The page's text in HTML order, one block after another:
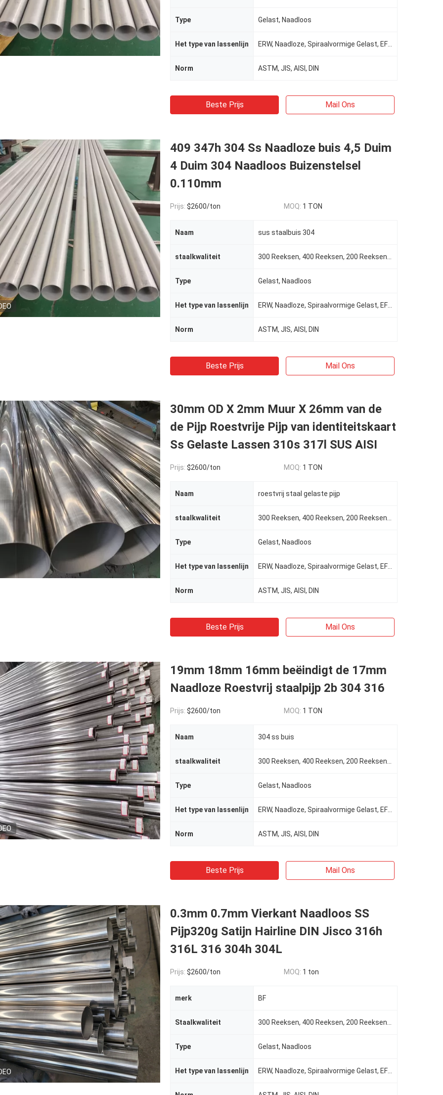
Type Gelast, Naadloos
Het type van lassenlijn
Norm ASTM, JIS, AISI, DIN
Beste Prijs Mail Ons
409 347h 304 Ss Naadloze buis 4,5 Duim
4 Duim 304 Naadloos Buizenstelsel
0.110mm
Prijs: $2600/ton MOQ: 1 TON
Naam sus staalbuis 304
staalkwaliteit
Type Gelast, Naadloos
Het type van lassenlijn
Norm ASTM, JIS, AISI, DIN
Beste Prijs Mail Ons
30mm OD X 2mm Muur X 26mm van de
de Pijp Roestvrije Pijp van identiteitskaart
Ss Gelaste Lassen 310s 317l SUS AISI
Prijs: $2600/ton MOQ: 1 TON
Naam roestvrij staal gelaste pijp
staalkwaliteit
Type Gelast, Naadloos
Het type van lassenlijn
Norm ASTM, JIS, AISI, DIN
Beste Prijs Mail Ons
19mm 18mm 16mm beëindigt de 17mm
Naadloze Roestvrij staalpijp 2b 304 316
Prijs: $2600/ton MOQ: 1 TON
Naam 304 ss buis
staalkwaliteit
Type Gelast, Naadloos
Het type van lassenlijn
Norm ASTM, JIS, AISI, DIN
Beste Prijs Mail Ons
0.3mm 0.7mm Vierkant Naadloos SS
Pijp320g Satijn Hairline DIN Jisco 316h
316L 316 304h 304L
Prijs: $2600/ton MOQ: 1 ton
merk BF
Staalkwaliteit
Type Gelast, Naadloos
Het type van lassenlijn